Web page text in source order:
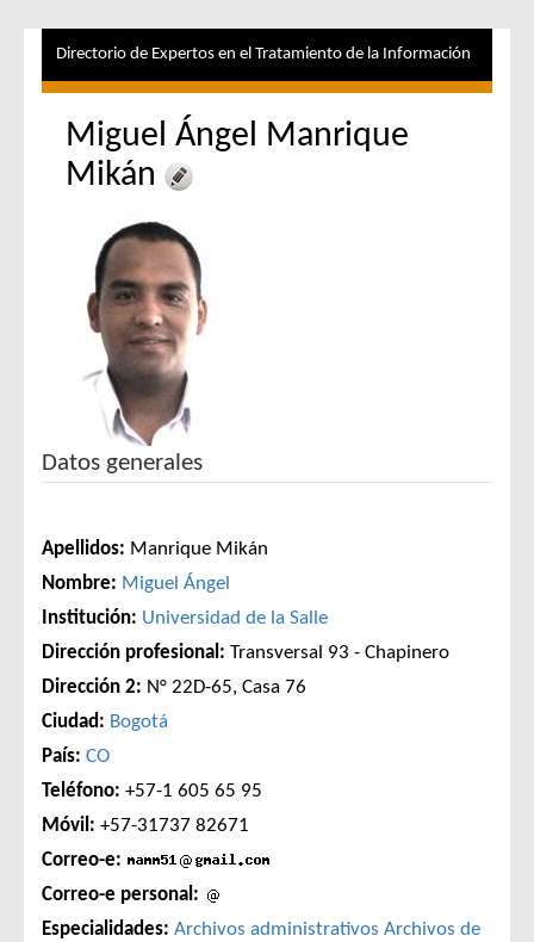
Directorio de Expertos en el Tratamiento de la Información
Miguel Ángel Manrique
Mikán
Datos generales
Apellidos: Manrique Mikán
Nombre: Miguel Ángel
Institución: Universidad de la Salle
Dirección profesional: Transversal 93 - Chapinero
Dirección 2: N° 22D-65, Casa 76
Ciudad: Bogotá
País: CO
Teléfono: +57-1 605 65 95
Móvil: +57-31737 82671
Correo-e:
Correo-e personal:
Especialidades: Archivos administrativos Archivos de